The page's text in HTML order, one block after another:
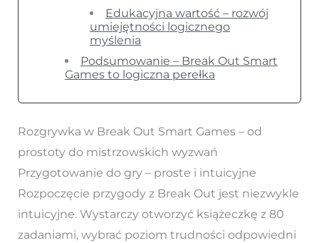
Edukacyjna wartość – rozwój
umiejętności logicznego
myślenia
Podsumowanie – Break Out Smart
Games to logiczna perełka
Rozgrywka w Break Out Smart Games – od
prostoty do mistrzowskich wyzwań
Przygotowanie do gry – proste i intuicyjne
Rozpoczęcie przygody z Break Out jest niezwykle
intuicyjne. Wystarczy otworzyć książeczkę z 80
zadaniami, wybrać poziom trudności odpowiedni